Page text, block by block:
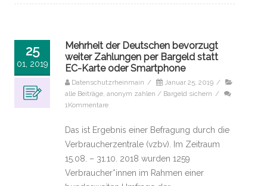
25
01, 2019
Mehrheit der Deutschen bevorzugt
weiter Zahlungen per Bargeld statt
EC-Karte oder Smartphone
Datenschutzrheinmain / Januar 25, 2019 /
alle Beiträge, anonym zahlen / Bargeld sichern /
1Kommentare
Das ist Ergebnis einer Befragung durch die
Verbraucherzentrale (vzbv). Im Zeitraum
15.08. – 31.10. 2018 wurden 1259
Verbraucher*innen im Rahmen einer